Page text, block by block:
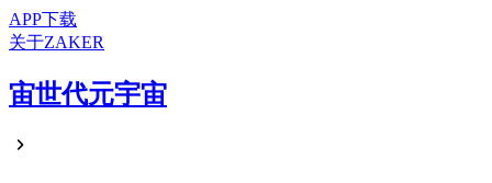
APP下载
关于ZAKER
宙世代元宇宙